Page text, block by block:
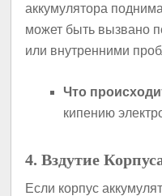
аккумулятора
может быть вызвано
или внутренними
Что
кипению
4. Вздутие
Если корпус